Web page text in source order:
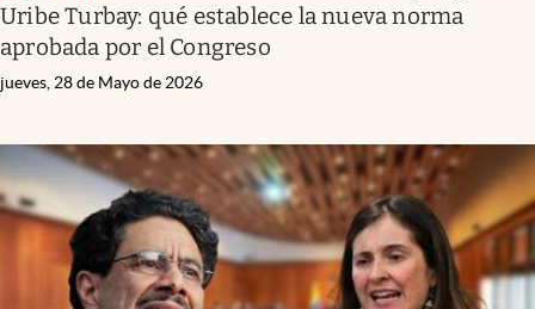
Uribe Turbay: qué establece la nueva norma
aprobada por el Congreso
jueves, 28 de Mayo de 2026